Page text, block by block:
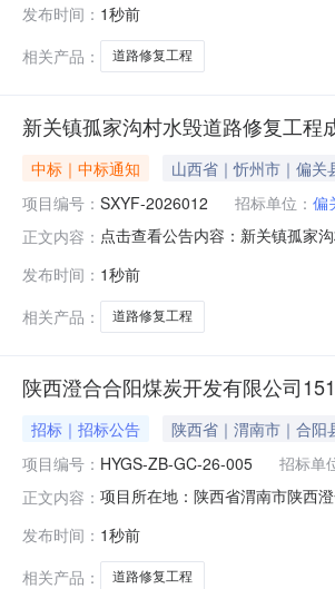
目施工地点：云南省临沧市永德
发布时间： 1秒前
相关产品：
道路修复工程
新关镇孤家沟村水毁道路修复工程
中标｜中标通知 山西省｜忻州市｜偏关
项目编号： SXYF-2026012 招标单位： 偏
正文内容： 点击查看公告内容：新关镇孤家
发布时间： 1秒前
相关产品：
道路修复工程
陕西澄合合阳煤炭开发有限公司
招标｜招标公告 陕西省｜渭南市｜合阳
项目编号： HYGS-ZB-GC-26-005 招标单
正文内容： 项目所在地：陕西省渭南市陕西
出资率100%4、采购方式：比选
于安阳煤矿《矿山地质环境治理恢
发布时间： 1秒前
相关产品：
道路修复工程